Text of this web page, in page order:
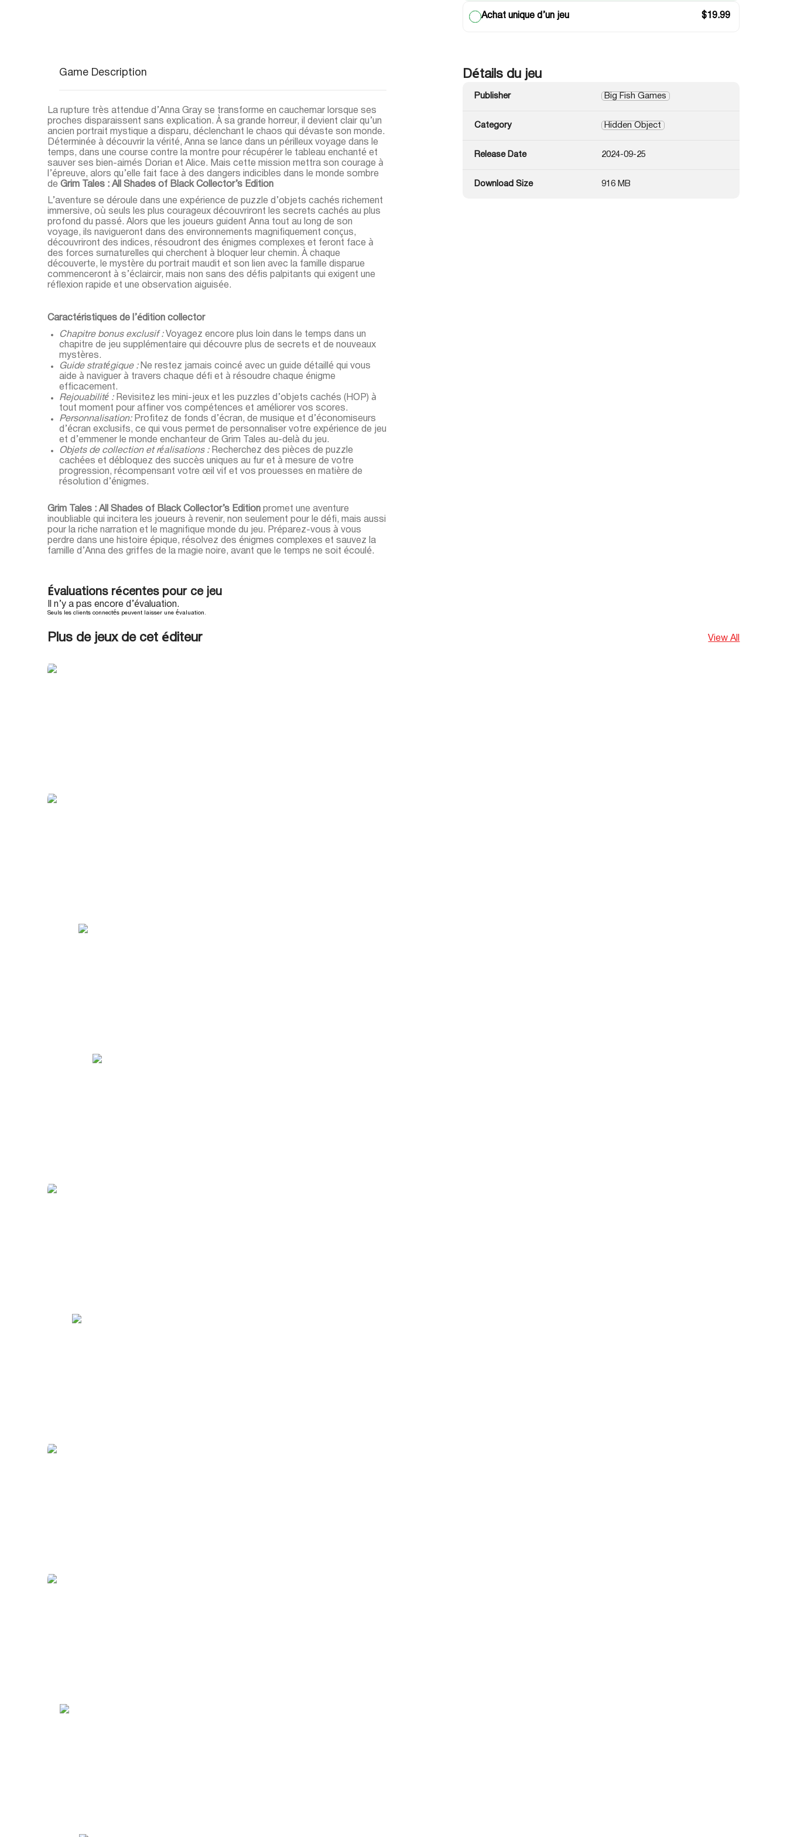
Achat unique d’un jeu $19.99
Game Description
La rupture très attendue d’Anna Gray se transforme en cauchemar lorsque ses
proches disparaissent sans explication. À sa grande horreur, il devient clair qu’un
ancien portrait mystique a disparu, déclenchant le chaos qui dévaste son monde.
Déterminée à découvrir la vérité, Anna se lance dans un périlleux voyage dans le
temps, dans une course contre la montre pour récupérer le tableau enchanté et
sauver ses bien-aimés Dorian et Alice. Mais cette mission mettra son courage à
l’épreuve, alors qu’elle fait face à des dangers indicibles dans le monde sombre
de Grim Tales : All Shades of Black Collector’s Edition
L’aventure se déroule dans une expérience de puzzle d’objets cachés richement
immersive, où seuls les plus courageux découvriront les secrets cachés au plus
profond du passé. Alors que les joueurs guident Anna tout au long de son
voyage, ils navigueront dans des environnements magnifiquement conçus,
découvriront des indices, résoudront des énigmes complexes et feront face à
des forces surnaturelles qui cherchent à bloquer leur chemin. À chaque
découverte, le mystère du portrait maudit et son lien avec la famille disparue
commenceront à s’éclaircir, mais non sans des défis palpitants qui exigent une
réflexion rapide et une observation aiguisée.
Caractéristiques de l’édition collector
Chapitre bonus exclusif :Voyagez encore plus loin dans le temps dans un
chapitre de jeu supplémentaire qui découvre plus de secrets et de nouveaux
mystères.
Guide stratégique :Ne restez jamais coincé avec un guide détaillé qui vous
aide à naviguer à travers chaque défi et à résoudre chaque énigme
efficacement.
Rejouabilité :Revisitez les mini-jeux et les puzzles d’objets cachés (HOP) à
tout moment pour affiner vos compétences et améliorer vos scores.
Personnalisation:Profitez de fonds d’écran, de musique et d’économiseurs
d’écran exclusifs, ce qui vous permet de personnaliser votre expérience de jeu
et d’emmener le monde enchanteur de Grim Tales au-delà du jeu.
Objets de collection et réalisations :Recherchez des pièces de puzzle
cachées et débloquez des succès uniques au fur et à mesure de votre
progression, récompensant votre œil vif et vos prouesses en matière de
résolution d’énigmes.
Grim Tales : All Shades of Black Collector’s Edition promet une aventure
inoubliable qui incitera les joueurs à revenir, non seulement pour le défi, mais aussi
pour la riche narration et le magnifique monde du jeu. Préparez-vous à vous
perdre dans une histoire épique, résolvez des énigmes complexes et sauvez la
famille d’Anna des griffes de la magie noire, avant que le temps ne soit écoulé.
Détails du jeu
Publisher Big Fish Games
Category Hidden Object
Release Date 2024-09-25
Download Size 916 MB
Évaluations récentes pour ce jeu
Il n’y a pas encore d’évaluation.
Seuls les clients connectés peuvent laisser une évaluation.
Plus de jeux de cet éditeur View All